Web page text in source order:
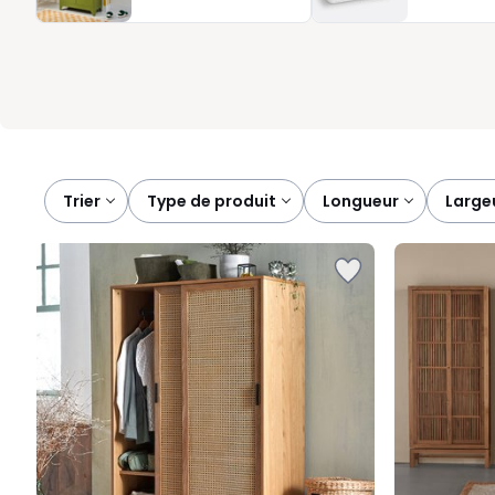
armoires adaptées à différents besoins, du meuble compact
Trier
type de produit longueur